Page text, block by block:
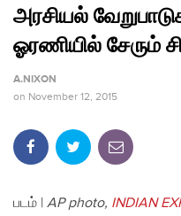
அரசியல்
ஓரணியில் சேரும்
A.NIXON
on November 12, 2015
படம் | AP photo, INDIAN